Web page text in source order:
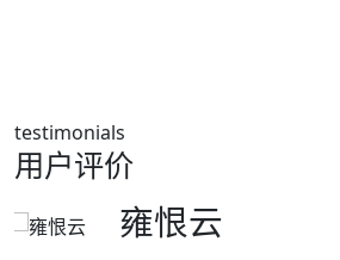
testimonials
用户评价
雍恨云